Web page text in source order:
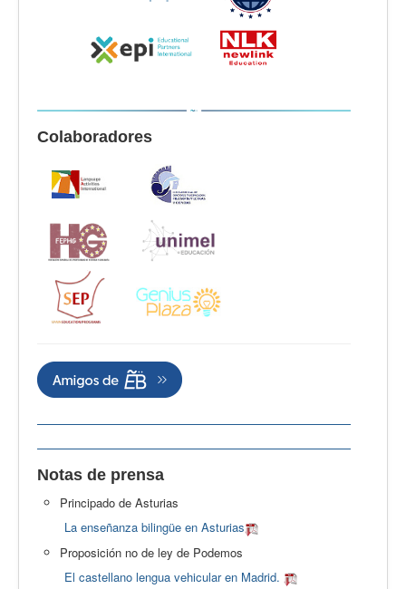
Colaboradores
Notas de prensa
Principado de Asturias
La enseñanza bilingüe en Asturias
Proposición no de ley de Podemos
El castellano lengua vehicular en Madrid.